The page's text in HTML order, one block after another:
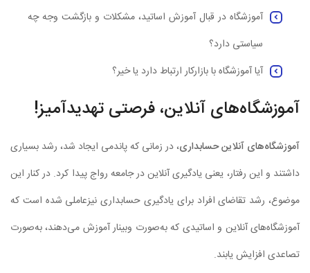
آموزشگاه در قبال آموزش اساتید، مشکلات و بازگشت وجه چه
سیاستی دارد؟
آیا آموزشگاه با بازارکار ارتباط دارد یا خیر؟
آموزشگاه‌های آنلاین، فرصتی تهدیدآمیز!
آموزشگاه‌های آنلاین حسابداری، در زمانی که پاندمی ایجاد شد، رشد بسیاری
داشتند و این رفتار، یعنی یادگیری آنلاین در جامعه رواج پیدا کرد. در کنار این
موضوع، رشد تقاضای افراد برای یادگیری حسابداری نیزعاملی شده است که
آموزشگاه‌های آنلاین و اساتیدی که به‌صورت وبینار آموزش می‌دهند، به‌صورت
تصاعدی افزایش یابند.